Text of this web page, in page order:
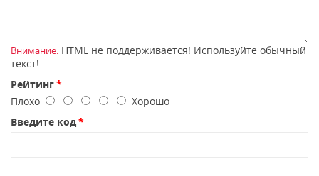
Внимание: HTML не поддерживается! Используйте обычный
текст!
Рейтинг
Плохо
Хорошо
Введите код